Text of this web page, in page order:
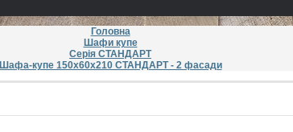
Головна
Шафи купе
Серія СТАНДАРТ
Шафа-купе 150х60х210 СТАНДАРТ - 2 фасади